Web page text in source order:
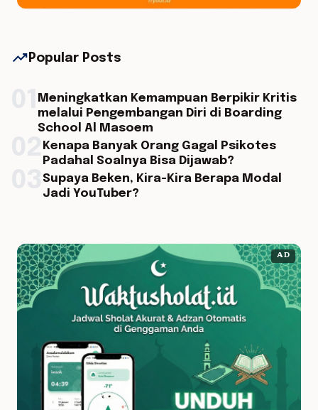
trending_up Popular Posts
Meningkatkan Kemampuan Berpikir Kritis
melalui Pengembangan Diri di Boarding
School Al Masoem
Kenapa Banyak Orang Gagal Psikotes
Padahal Soalnya Bisa Dijawab?
Supaya Beken, Kira-Kira Berapa Modal
Jadi YouTuber?
AD